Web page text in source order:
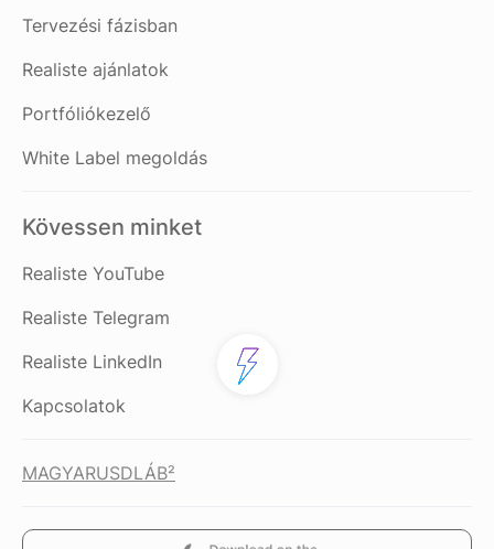
Tervezési fázisban
Realiste ajánlatok
Portfóliókezelő
White Label megoldás
Kövessen minket
Realiste YouTube
Realiste Telegram
Realiste LinkedIn
Kapcsolatok
MAGYARUSDLÁB²